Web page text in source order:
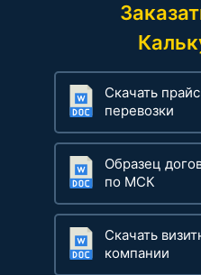
Скачать
перевозки
Образец
по МСК
Скачать
компании